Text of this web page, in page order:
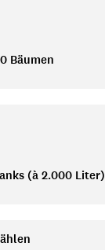
Bäumen
(à 2.000 Liter)